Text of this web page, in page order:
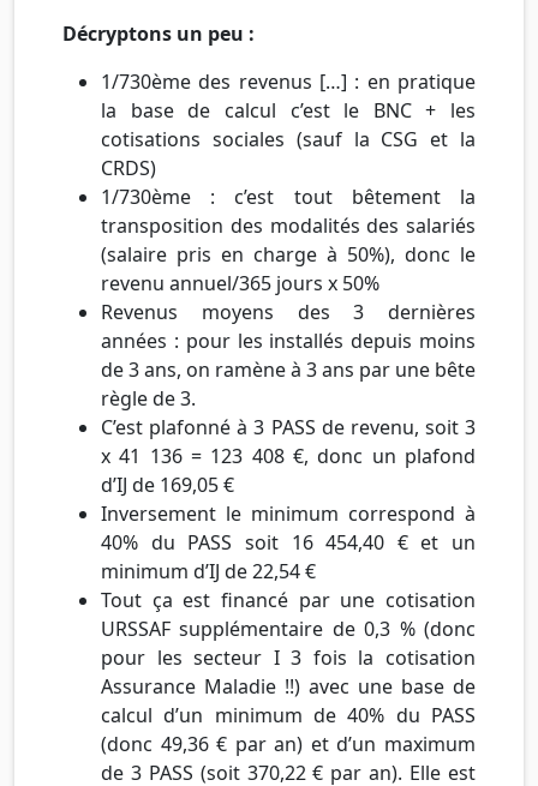
Décryptons un peu :
1/730ème des revenus […] : en pratique
la base de calcul c’est le BNC + les
cotisations sociales (sauf la CSG et la
CRDS)
1/730ème : c’est tout bêtement la
transposition des modalités des salariés
(salaire pris en charge à 50%), donc le
revenu annuel/365 jours x 50%
Revenus moyens des 3 dernières
années : pour les installés depuis moins
de 3 ans, on ramène à 3 ans par une bête
règle de 3.
C’est plafonné à 3 PASS de revenu, soit 3
x 41 136 = 123 408 €, donc un plafond
d’IJ de 169,05 €
Inversement le minimum correspond à
40% du PASS soit 16 454,40 € et un
minimum d’IJ de 22,54 €
Tout ça est financé par une cotisation
URSSAF supplémentaire de 0,3 % (donc
pour les secteur I 3 fois la cotisation
Assurance Maladie !!) avec une base de
calcul d’un minimum de 40% du PASS
(donc 49,36 € par an) et d’un maximum
de 3 PASS (soit 370,22 € par an). Elle est